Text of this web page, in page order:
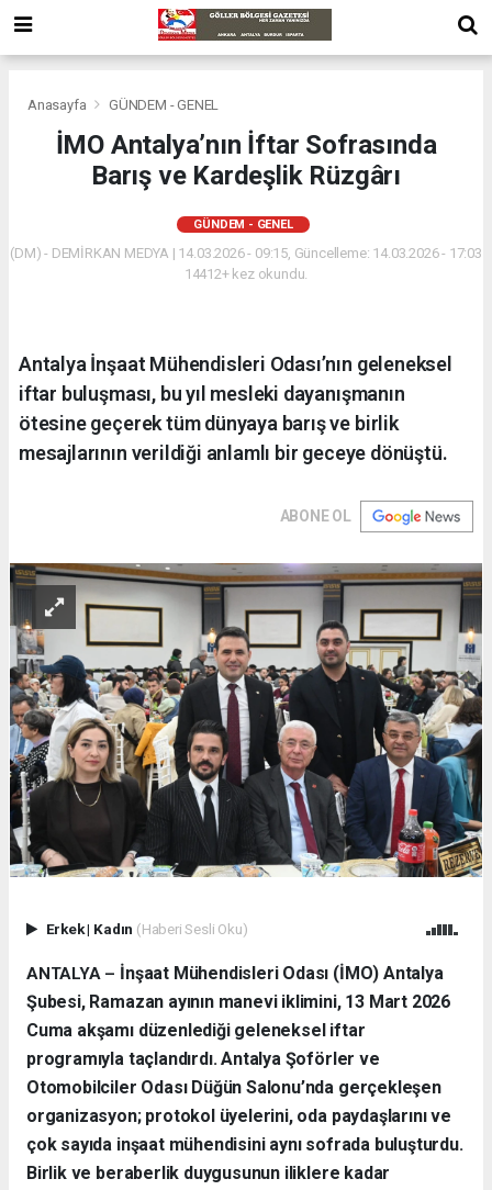
Anasayfa GÜNDEM - GENEL
İMO Antalya’nın İftar Sofrasında
Barış ve Kardeşlik Rüzgârı
GÜNDEM - GENEL
(DM) - DEMİRKAN MEDYA | 14.03.2026 - 09:15, Güncelleme: 14.03.2026 - 17:03
14412+ kez okundu.
Antalya İnşaat Mühendisleri Odası’nın geleneksel
iftar buluşması, bu yıl mesleki dayanışmanın
ötesine geçerek tüm dünyaya barış ve birlik
mesajlarının verildiği anlamlı bir geceye dönüştü.
ABONE OL
Erkek| Kadın (Haberi Sesli Oku)
ANTALYA – İnşaat Mühendisleri Odası (İMO) Antalya
Şubesi, Ramazan ayının manevi iklimini, 13 Mart 2026
Cuma akşamı düzenlediği geleneksel iftar
programıyla taçlandırdı. Antalya Şoförler ve
Otomobilciler Odası Düğün Salonu’nda gerçekleşen
organizasyon; protokol üyelerini, oda paydaşlarını ve
çok sayıda inşaat mühendisini aynı sofrada buluşturdu.
Birlik ve beraberlik duygusunun iliklere kadar